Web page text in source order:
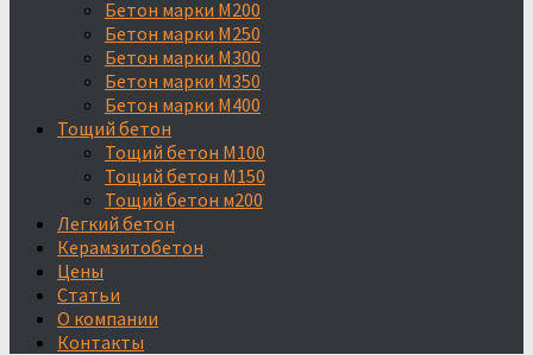
Бетон марки М200
Бетон марки М250
Бетон марки М300
Бетон марки М350
Бетон марки М400
Тощий бетон
Тощий бетон М100
Тощий бетон М150
Тощий бетон м200
Легкий бетон
Керамзитобетон
Цены
Статьи
О компании
Контакты